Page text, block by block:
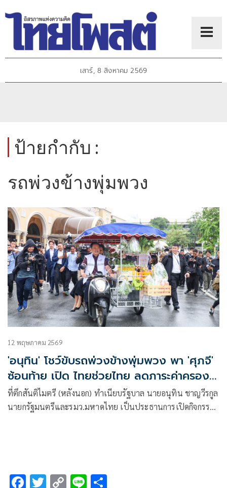
เสาร์, 8 สิงหาคม 2569
ป้ายกำกับ :
รถพ่วงข้างพุ่มพวง
12 พฤษภาคม 2569
'อนุทิน' โชว์ขับรถพ่วงข้างพุ่มพวง พา 'ศุภจี'
ซ้อนท้าย เปิด ไทยช่วยไทย ลดภาระค่าครอง
ชีพ
ที่ตึกสันติไมตรี (หลังนอก) ทำเนียบรัฐบาล นายอนุทิน ชาญวีรกูล
นายกรัฐมนตรีและรมว.มหาดไทย เป็นประธานการเปิดกิจกรรม
F T C Li